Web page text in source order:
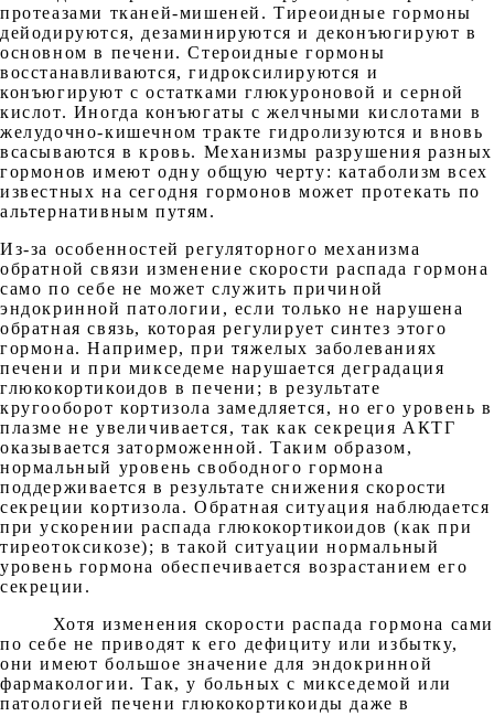
протеазами тканей-мишеней. Тиреоидные гормоны
дейодируются, дезаминируются и деконъюгируют в
основном в печени. Стероидные гормоны
восстанавливаются, гидроксилируются и
конъюгируют с остатками глюкуроновой и серной
кислот. Иногда конъюгаты с желчными кислотами в
желудочно-кишечном тракте гидролизуются и вновь
всасываются в кровь. Механизмы разрушения разных
гормонов имеют одну общую черту: катаболизм всех
известных на сегодня гормонов может протекать по
альтернативным путям.
Из-за особенностей регуляторного механизма
обратной связи изменение скорости распада гормона
само по себе не может служить причиной
эндокринной патологии, если только не нарушена
обратная связь, которая регулирует синтез этого
гормона. Например, при тяжелых заболеваниях
печени и при микседеме нарушается деградация
глюкокортикоидов в печени; в результате
кругооборот кортизола замедляется, но его уровень в
плазме не увеличивается, так как секреция АКТГ
оказывается заторможенной. Таким образом,
нормальный уровень свободного гормона
поддерживается в результате снижения скорости
секреции кортизола. Обратная ситуация наблюдается
при ускорении распада глюкокортикоидов (как при
тиреотоксикозе); в такой ситуации нормальный
уровень гормона обеспечивается возрастанием его
секреции.
Хотя изменения скорости распада гормона сами
по себе не приводят к его дефициту или избытку,
они имеют большое значение для эндокринной
фармакологии. Так, у больных с микседемой или
патологией печени глюкокортикоиды даже в